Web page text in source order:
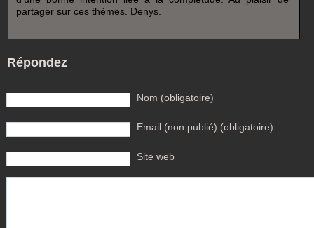
partager sur ces thèmes. Denys.
Répondez
Nom (obligatoire)
Email (non publié) (obligatoire)
Site web